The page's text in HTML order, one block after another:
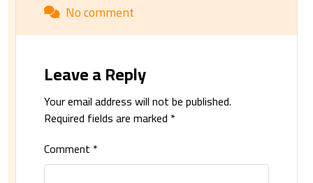
No comment
Leave a Reply
Your email address will not be published.
Required fields are marked *
Comment *